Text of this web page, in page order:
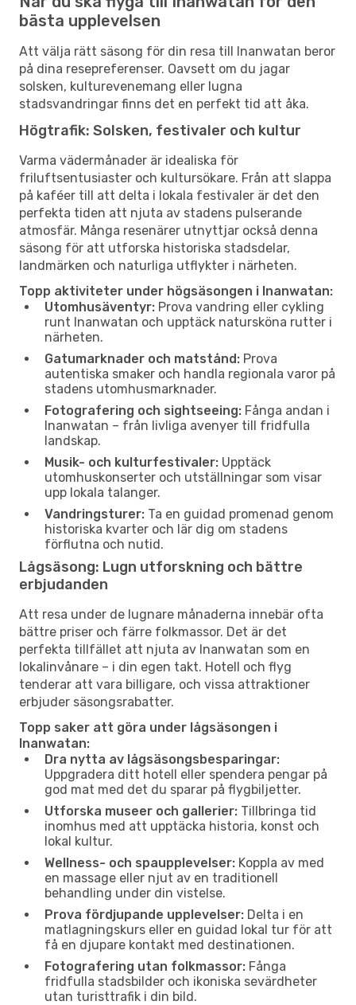
bästa upplevelsen
Att välja rätt säsong för din resa till Inanwatan beror
på dina resepreferenser. Oavsett om du jagar
solsken, kulturevenemang eller lugna
stadsvandringar finns det en perfekt tid att åka.
Högtrafik: Solsken, festivaler och kultur
Varma vädermånader är idealiska för
friluftsentusiaster och kultursökare. Från att slappa
på kaféer till att delta i lokala festivaler är det den
perfekta tiden att njuta av stadens pulserande
atmosfär. Många resenärer utnyttjar också denna
säsong för att utforska historiska stadsdelar,
landmärken och naturliga utflykter i närheten.
Topp aktiviteter under högsäsongen i Inanwatan:
Utomhusäventyr: Prova vandring eller cykling
runt Inanwatan och upptäck natursköna rutter i
närheten.
Gatumarknader och matstånd: Prova
autentiska smaker och handla regionala varor på
stadens utomhusmarknader.
Fotografering och sightseeing: Fånga andan i
Inanwatan – från livliga avenyer till fridfulla
landskap.
Musik- och kulturfestivaler: Upptäck
utomhuskonserter och utställningar som visar
upp lokala talanger.
Vandringsturer: Ta en guidad promenad genom
historiska kvarter och lär dig om stadens
förflutna och nutid.
Lågsäsong: Lugn utforskning och bättre
erbjudanden
Att resa under de lugnare månaderna innebär ofta
bättre priser och färre folkmassor. Det är det
perfekta tillfället att njuta av Inanwatan som en
lokalinvånare – i din egen takt. Hotell och flyg
tenderar att vara billigare, och vissa attraktioner
erbjuder säsongsrabatter.
Topp saker att göra under lågsäsongen i
Inanwatan:
Dra nytta av lågsäsongsbesparingar:
Uppgradera ditt hotell eller spendera pengar på
god mat med det du sparar på flygbiljetter.
Utforska museer och gallerier: Tillbringa tid
inomhus med att upptäcka historia, konst och
lokal kultur.
Wellness- och spaupplevelser: Koppla av med
en massage eller njut av en traditionell
behandling under din vistelse.
Prova fördjupande upplevelser: Delta i en
matlagningskurs eller en guidad lokal tur för att
få en djupare kontakt med destinationen.
Fotografering utan folkmassor: Fånga
fridfulla stadsbilder och ikoniska sevärdheter
utan turisttrafik i din bild.